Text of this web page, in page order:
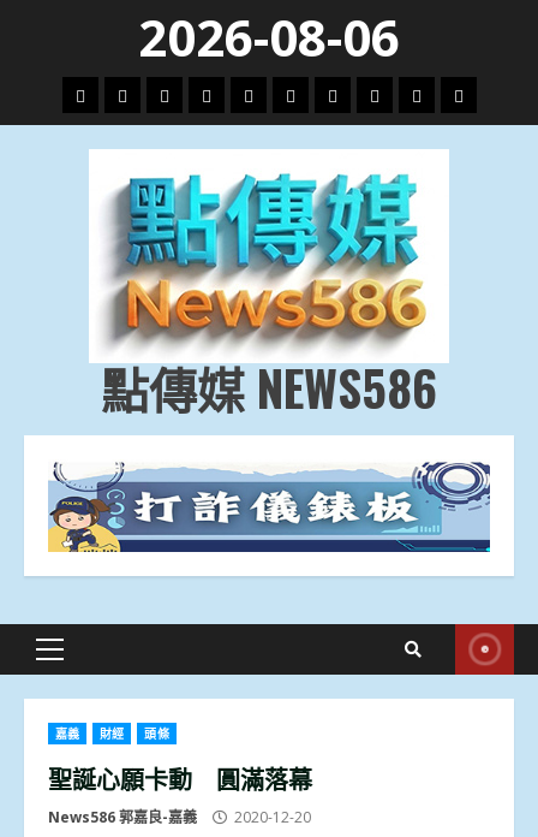
content
2026-08-06
頭
條
財
經
地
方.
會
文
教.
技
專
題
娛
樂
劇
政
治
國
際
運
動
生
活
點傳媒 NEWS586
Primary
嘉義 財經 頭條
聖誕心願卡動 圓滿落幕
News586 郭嘉良-嘉義 2020-12-20